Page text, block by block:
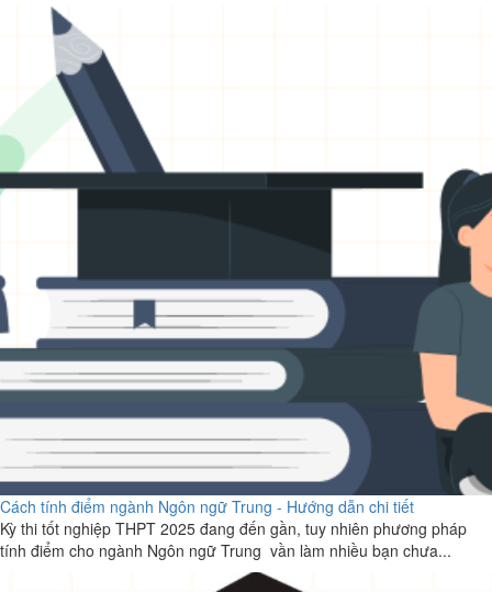
Cách tính điểm ngành Ngôn ngữ Trung - Hướng dẫn chi tiết
Kỳ thi tốt nghiệp THPT 2025 đang đến gần, tuy nhiên phương pháp
tính điểm cho ngành Ngôn ngữ Trung vần làm nhiều bạn chưa...